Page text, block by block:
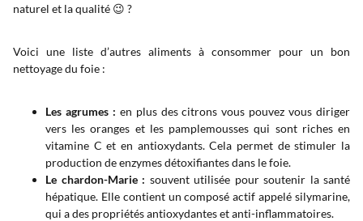
naturel et la qualité 😉 ?
Voici une liste d’autres aliments à consommer pour un bon
nettoyage du foie :
Les agrumes : en plus des citrons vous pouvez vous diriger
vers les oranges et les pamplemousses qui sont riches en
vitamine C et en antioxydants. Cela permet de stimuler la
production de enzymes détoxifiantes dans le foie.
Le chardon-Marie : souvent utilisée pour soutenir la santé
hépatique. Elle contient un composé actif appelé silymarine,
qui a des propriétés antioxydantes et anti-inflammatoires.